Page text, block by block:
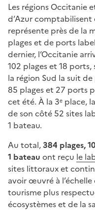
Les régions Occitanie
d’Azur comptabilisent
représente près de la
plages et de ports
dernier, l’Occitanie
102 plages et 18 ports,
la région Sud la suit
85 plages et 27 ports
cet été. À la 3ᵉ place,
de son côté 52 sites
1 bateau.
Au total,384 plages,
1 bateau ont reçu le
sites littoraux et
avoir œuvré à
tourisme plus
écosystèmes et de la